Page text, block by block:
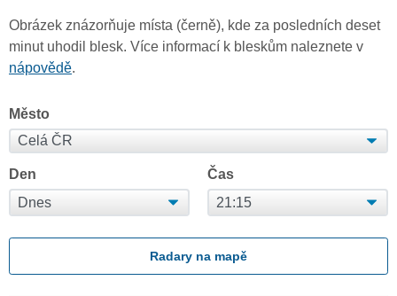
Obrázek znázorňuje místa (černě), kde za posledních deset
minut uhodil blesk. Více informací k bleskům naleznete v
nápovědě.
Město
Den Čas
Radary na mapě